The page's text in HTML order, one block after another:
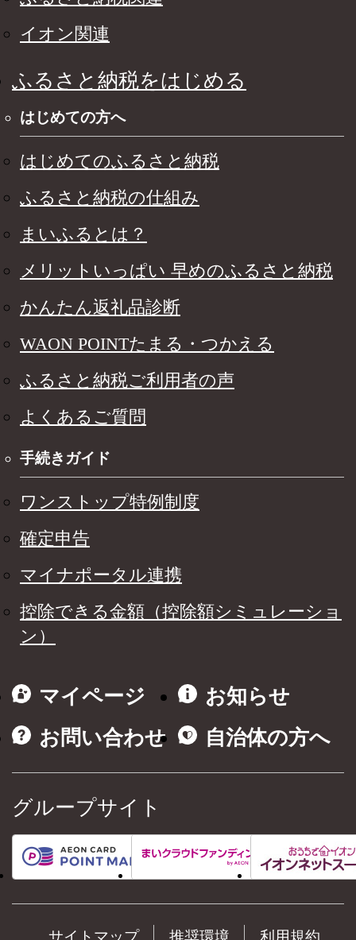
イオン関連
ふるさと納税をはじめる
はじめての方へ
はじめてのふるさと納税
ふるさと納税の仕組み
まいふるとは？
メリットいっぱい 早めのふるさと納税
かんたん返礼品診断
WAON POINTたまる・つかえる
ふるさと納税ご利用者の声
よくあるご質問
手続きガイド
ワンストップ特例制度
確定申告
マイナポータル連携
控除できる金額（控除額シミュレーショ
ン）
マイページ
お知らせ
お問い合わせ
自治体の方へ
グループサイト
サイトマップ 推奨環境 利用規約